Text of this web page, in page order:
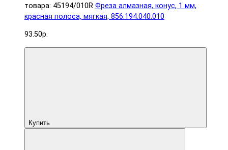
товара: 45194/010R Фреза алмазная, конус, 1 мм,
красная полоса, мягкая, 856.194.040.010
93.50р.
Купить